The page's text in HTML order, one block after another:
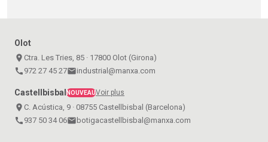
Olot
place Ctra. Les Tries, 85 · 17800 Olot (Girona)
call 972 27 45 27emailindustrial@manxa.com
Castellbisbal NOUVEAUVoir plus
place C. Acústica, 9 · 08755 Castellbisbal (Barcelona)
call 937 50 34 06email botigacastellbisbal@manxa.com